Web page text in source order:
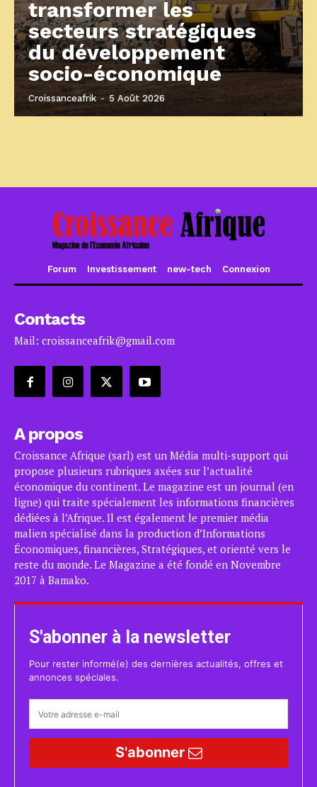
transformer les
secteurs stratégiques
du développement
socio-économique
Croissanceafrik - 5 Août 2026
Forum Investissement new-tech Connexion
Contacts
Mail: croissanceafrik@gmail.com
A propos
Croissance Afrique (sarl) est un Média multi-support qui
propose plusieurs rubriques axées sur l’actualité
économique du continent. Le magazine est un journal (en
ligne) qui traite spécialement les informations financières
dédiées à l’Afrique. Il est également le premier média
malien spécialisé dans la production d’Informations
Économiques, financières, Stratégiques, et orienté vers le
reste du monde. Le Magazine a été fondé en Novembre
2017 à Bamako.
S'abonner à la newsletter
Pour rester informé(e) des dernières actualités, offres et
annonces spéciales.
S'abonner